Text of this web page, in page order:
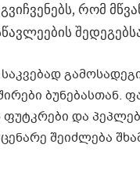
რომ
ბუნებასთან.
და
შეიძლება